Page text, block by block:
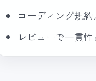
コーディング規
レビューで一貫